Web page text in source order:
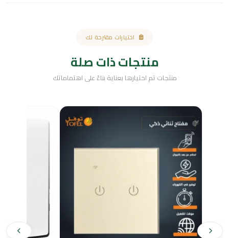
اختيارات مقترحة لك
منتجات ذات صلة
منتجات تم اختيارها بعناية بناءً على اهتماماتك